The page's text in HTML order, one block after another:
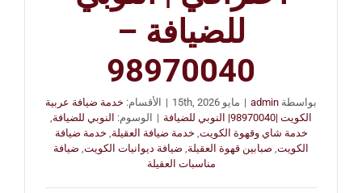
للضيافة –
98970040
بواسطة admin
| مايو 15th, 2026 | الأقسام: خدمة ضيافة عربية
الكويت |98970040| النوبي للضيافة
| الوسوم: النوبي للضيافة,
خدمة شاي وقهوة الكويت, خدمة ضيافة العقيلة, خدمة ضيافة
الكويت, صبابين قهوة العقيلة, ضيافة ديوانيات الكويت, ضيافة
مناسبات العقيلة